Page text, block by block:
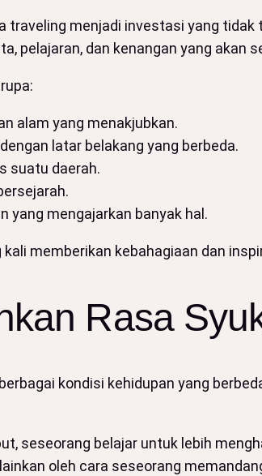
traveling menjadi investasi yang
pelajaran, dan kenangan yang akan
alam yang menakjubkan.
latar belakang yang berbeda.
suatu daerah.
yang mengajarkan banyak hal.
memberikan kebahagiaan dan
Rasa
kondisi kehidupan yang
seseorang belajar untuk lebih
oleh cara seseorang